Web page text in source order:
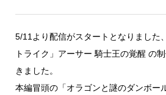
5/11より配信がスタートとなりました
トライク」アーサー 騎士王の覚醒 の
きました。
本編冒頭の「オラゴンと謎のダンボー